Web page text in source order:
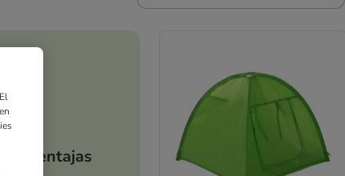
Tus ventajas